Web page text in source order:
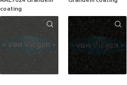
coating